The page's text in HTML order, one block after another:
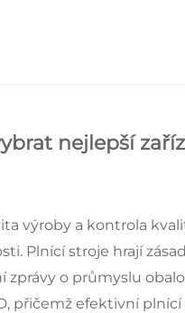
nejlepší
výroby a kontrola
Plnící stroje hrají
o průmyslu
přičemž efektivní plnící